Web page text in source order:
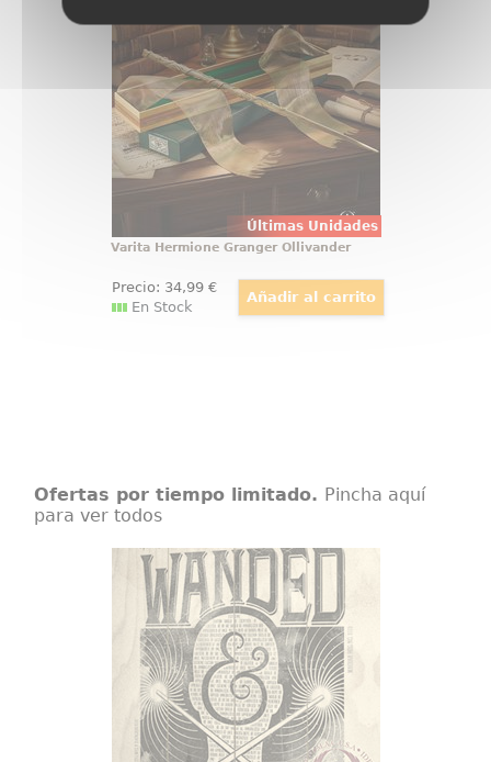
Últimas Unidades
Harry Potter. Viene en caja de
regalo con una cenefa de adorno.
Realizada en resina (Polyresin).
Escala 1:1,
Varita Hermione Granger Ollivander
Precio: 34,99€
En Stock
Ofertas por tiempo limitado. Pincha aquí
para ver todos
Póster de Madera Extremely
Dangerous Animales Fantásticos
Póster realizado en madera de
Extremely Dangerous, el Póster
tiene un tamaño aproximado de
40 x 60 cm., decora tu espacio
preferido con un toque retro.